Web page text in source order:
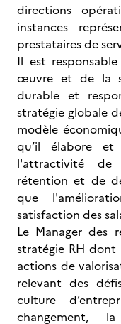
directions
instances
prestataires de
Il est
œuvre et de la
durable et
stratégie globale
modèle
qu’il élabore et
l'attractivité de
rétention et de
que
satisfaction des
Le Manager des
stratégie RH
actions de
relevant des
culture
changement,